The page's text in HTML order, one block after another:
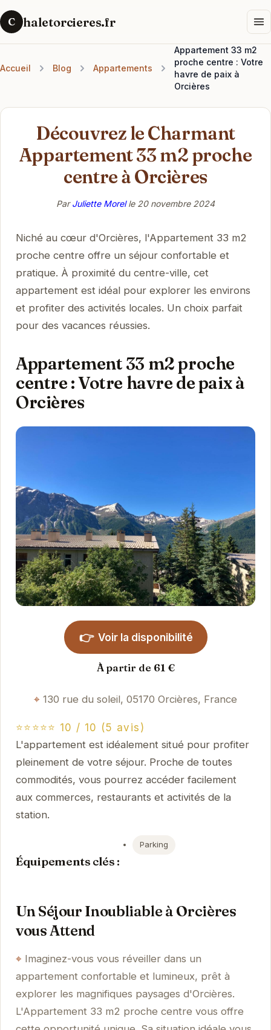
C haletorcieres.fr
Accueil Blog Appartements
Appartement 33 m2
proche centre : Votre
havre de paix à
Orcières
Découvrez le Charmant
Appartement 33 m2 proche
centre à Orcières
ParJuliette Morelle 20 novembre 2024
Niché au cœur d'Orcières, l'Appartement 33 m2
proche centre offre un séjour confortable et
pratique. À proximité du centre-ville, cet
appartement est idéal pour explorer les environs
et profiter des activités locales. Un choix parfait
pour des vacances réussies.
Appartement 33 m2 proche
centre : Votre havre de paix à
Orcières
👉 Voir la disponibilité
À partir de 61 €
130 rue du soleil, 05170 Orcières, France
⭐⭐⭐⭐⭐ 10 / 10 (5 avis)
L'appartement est idéalement situé pour profiter
pleinement de votre séjour. Proche de toutes
commodités, vous pourrez accéder facilement
aux commerces, restaurants et activités de la
station.
Équipements clés :
Parking
Un Séjour Inoubliable à Orcières
vous Attend
Imaginez-vous vous réveiller dans un
appartement confortable et lumineux, prêt à
explorer les magnifiques paysages d'Orcières.
L'Appartement 33 m2 proche centre vous offre